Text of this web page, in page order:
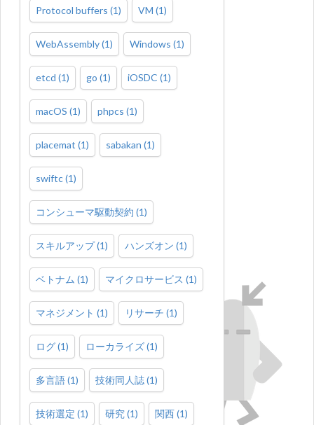
Protocol buffers (1) VM (1)
WebAssembly(1) Windows (1)
etcd (1) go (1) iOSDC (1)
macOS (1) phpcs (1)
placemat (1) sabakan (1)
swiftc(1)
コンシューマ駆動契約 (1)
スキルアップ(1) ハンズオン (1)
ベトナム (1) マイクロサービス (1)
マネジメント (1) リサーチ (1)
ログ(1) ローカライズ(1)
多言語(1) 技術同人誌(1)
技術選定 (1) 研究(1) 関西(1)